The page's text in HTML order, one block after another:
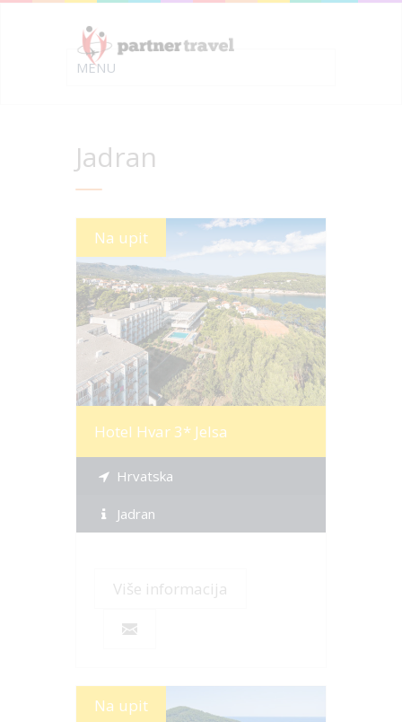
Jadran
Na upit
Više informacija
Hotel Hvar 3* Jelsa
Hrvatska
Jadran
Više informacija
Na upit